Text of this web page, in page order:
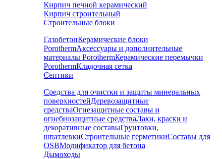
Кирпич печной керамический
Кирпич строительный
Строительные блоки
ГазобетонКерамические блоки
PorothermАксессуары и дополнительные
материалы PorothermКерамические перемычки
PorothermКладочная сетка
Септики
Средства для очистки и защиты минеральных
поверхностейДеревозащитные
средстваОгнезащитные составы и
огнебиозащитные средстваЛаки, краски и
декоративные составыГрунтовки,
шпатлевкиСтроительные герметикиСоставы для
OSBМодификатор для бетона
Дымоходы